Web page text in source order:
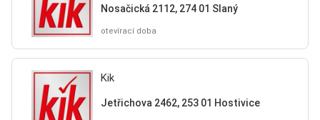
Nosačická 2112, 274 01 Slaný
otevírací doba
Kik
Jetřichova 2462, 253 01 Hostivice